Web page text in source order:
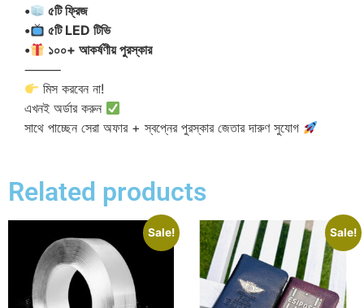
•
৫টি ফ্রিজ
•
৫টি LED টিভি
•
১০০+ আকর্ষণীয় পুরস্কার
⸻
মিস করবেন না!
এখনই অর্ডার করুন
সাথে পাচ্ছেন সেরা অফার + স্বপ্নের পুরস্কার জেতার দারুণ সুযোগ
Related products
Sale! Sale!